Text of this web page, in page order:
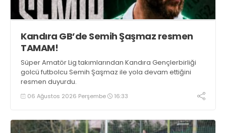
Kandıra GB’de Semih Şaşmaz resmen
TAMAM!
Süper Amatör Lig takımlarından Kandıra Gençlerbirliği
golcü futbolcu Semih Şaşmaz ile yola devam ettiğini
resmen duyurdu.
06 Ağustos 2026 Perşembe 16:33